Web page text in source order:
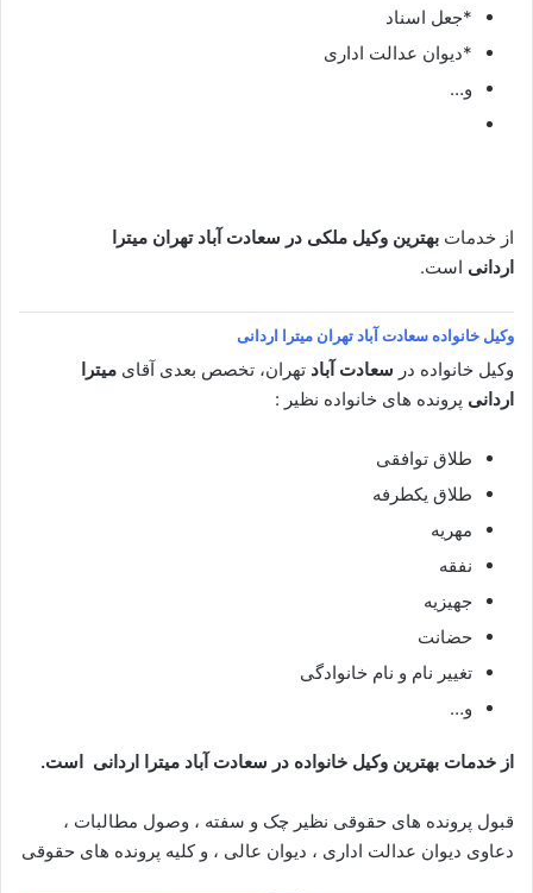
*جعل اسناد
*دیوان عدالت اداری
و…
از خدمات بهترین وکیل ملکی در سعادت آباد تهران میترا
اردانی است.
وکیل خانواده سعادت آباد تهران میترا اردانی
وکیل خانواده در سعادت آباد تهران، تخصص بعدی آقای میترا
اردانی پرونده های خانواده نظیر :
طلاق توافقی
طلاق یکطرفه
مهریه
نفقه
جهیزیه
حضانت
تغییر نام و نام خانوادگی
و…
از خدمات بهترین وکیل خانواده در سعادت آباد میترا اردانی است.
قبول پرونده های حقوقی نظیر چک و سفته ، وصول مطالبات ،
دعاوی دیوان عدالت اداری ، دیوان عالی ، و کلیه پرونده های حقوقی